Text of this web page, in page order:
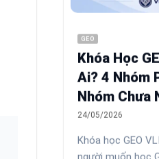
GEO
Khóa Học
Ai? 4 Nhóm
Nhóm Chưa
24/05/2026
Khóa học GEO